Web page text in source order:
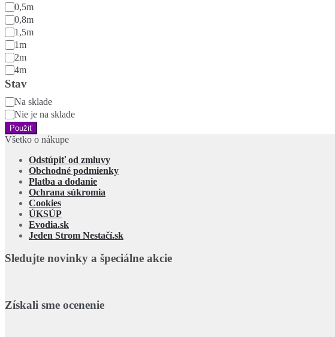
↔️
dorastá
do
šírky
0,5m
0,8m
1,5m
1m
2m
4m
Stav
StavNa sklade
Nie je na sklade
Použiť
Všetko o nákupe
Odstúpiť od zmluvy
Obchodné podmienky
Platba a dodanie
Ochrana súkromia
Cookies
ÚKSÚP
Evodia.sk
Jeden Strom Nestačí.sk
Sledujte novinky a špeciálne akcie
Získali sme ocenenie